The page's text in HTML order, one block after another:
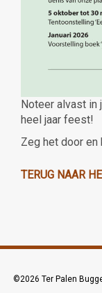
Noteer alvast in
heel jaar feest!
Zeg het door
TERUG NAAR
©2026 Ter Palen